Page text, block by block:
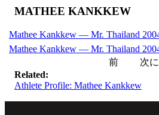
MATHEE KANKKEW
Mathee Kankkew — Mr. Thailand
Mathee Kankkew — Mr. Thailand
前
次に
Related:
Athlete Profile: Mathee Kankkew